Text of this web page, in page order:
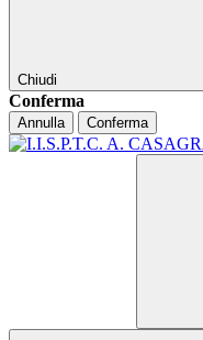
Chiudi
Conferma
Annulla Conferma